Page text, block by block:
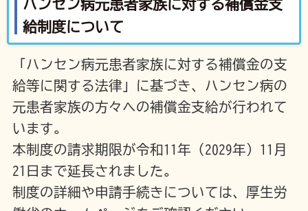
ハンセン病元患者家族に対する補償金支
給制度について
「ハンセン病元患者家族に対する補償金の支
給等に関する法律」に基づき、ハンセン病の
元患者家族の方々への補償金支給が行われて
います。
本制度の請求期限が令和11年（2029年）11月
21日まで延長されました。
制度の詳細や申請手続きについては、厚生労